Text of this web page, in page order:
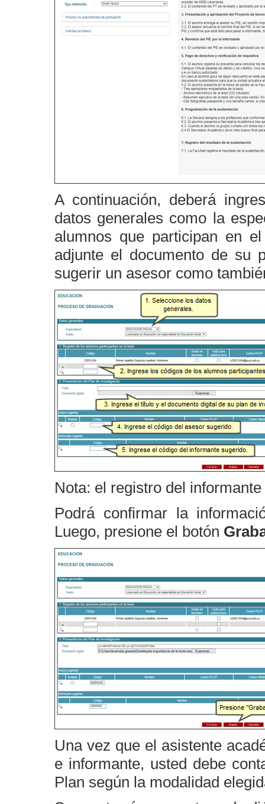
A continuación, deberá
datos generales como la
alumnos que participan en
adjunte el documento de su
sugerir un asesor como
Nota: el registro del
Podrá confirmar la
Luego, presione el botón
Una vez que el asistente
e informante, usted debe
Plan según la modalidad